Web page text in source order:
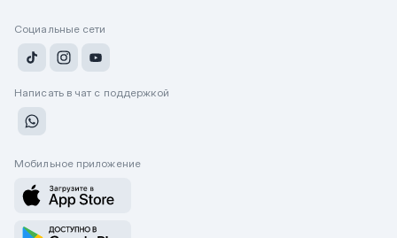
Социальные сети
Написать в чат с поддержкой
Мобильное приложение